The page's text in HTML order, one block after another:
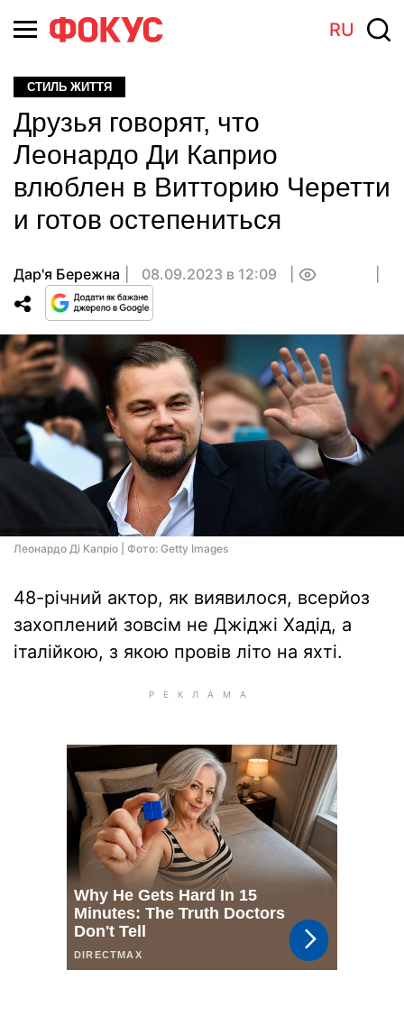
RU
СТИЛЬ ЖИТТЯ
Друзья говорят, что
Леонардо Ди Каприо
влюблен в Витторию Черетти
и готов остепениться
Дар'я Бережна 08.09.2023 в 12:09
Леонардо Ді Капріо | Фото: Getty Images
48-річний актор, як виявилося, всерйоз
захоплений зовсім не Джіджі Хадід, а
італійкою, з якою провів літо на яхті.